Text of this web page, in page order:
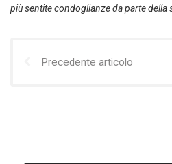
più sentite condoglianze da parte della
Precedente articolo